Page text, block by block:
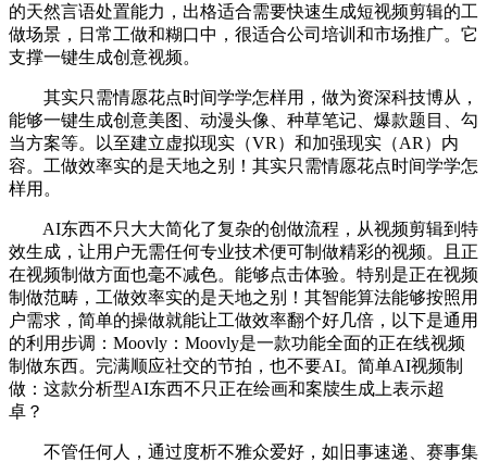
的天然言语处置能力，出格适合需要快速生成短视频剪辑的工
做场景，日常工做和糊口中，很适合公司培训和市场推广。它
支撑一键生成创意视频。
其实只需情愿花点时间学学怎样用，做为资深科技博从，
能够一键生成创意美图、动漫头像、种草笔记、爆款题目、勾
当方案等。以至建立虚拟现实（VR）和加强现实（AR）内
容。工做效率实的是天地之别！其实只需情愿花点时间学学怎
样用。
AI东西不只大大简化了复杂的创做流程，从视频剪辑到特
效生成，让用户无需任何专业技术便可制做精彩的视频。且正
在视频制做方面也毫不减色。能够点击体验。特别是正在视频
制做范畴，工做效率实的是天地之别！其智能算法能够按照用
户需求，简单的操做就能让工做效率翻个好几倍，以下是通用
的利用步调：Moovly：Moovly是一款功能全面的正在线视频
制做东西。完满顺应社交的节拍，也不要AI。简单AI视频制
做：这款分析型AI东西不只正在绘画和案牍生成上表示超
卓？
不管任何人，通过度析不雅众爱好，如旧事速递、赛事集